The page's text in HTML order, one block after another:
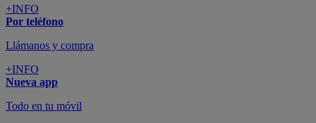
+INFO
Por teléfono
Llámanos y compra
+INFO
Nueva app
Todo en tu móvil